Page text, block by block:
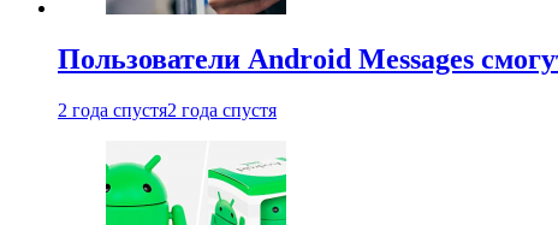
Пользователи Android Messages
2 года спустя2 года спустя